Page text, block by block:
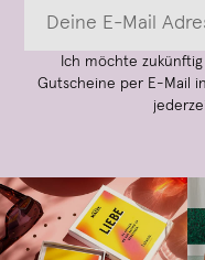
Ich möchte
Gutscheine per E-Mail